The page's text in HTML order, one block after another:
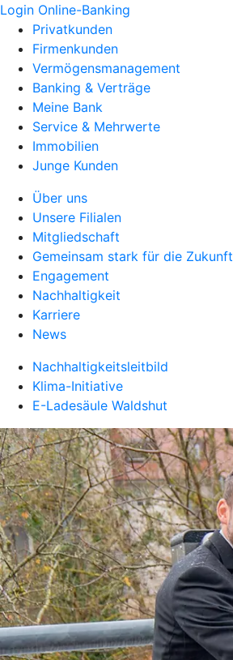
Login Online-Banking
Privatkunden
Firmenkunden
Vermögensmanagement
Banking & Verträge
Meine Bank
Service & Mehrwerte
Immobilien
Junge Kunden
Über uns
Unsere Filialen
Mitgliedschaft
Gemeinsam stark für die Zukunft
Engagement
Nachhaltigkeit
Karriere
News
Nachhaltigkeitsleitbild
Klima-Initiative
E-Ladesäule Waldshut